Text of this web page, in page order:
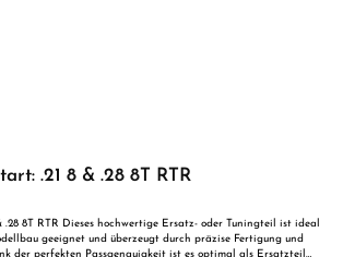
.21 8 & .28 8T RTR
.28 8T RTR Dieses hochwertige Ersatz- oder Tuningteil ist ideal
geeignet und überzeugt durch präzise Fertigung und
der perfekten Passgenauigkeit ist es optimal als Ersatzteil